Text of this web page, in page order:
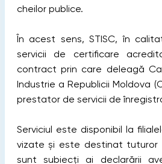
cheilor publice.
În acest sens, STISC, în
servicii de certificare
contract prin care deleagă
Industrie a Republicii Moldova
prestator de servicii de
Serviciul este disponibil la
vizate și este destinat tuturor
sunt subiecți ai declarării